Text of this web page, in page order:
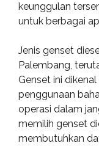
keunggulan
untuk berbagai
Jenis genset
Palembang,
Genset ini
penggunaan
operasi dalam
memilih genset
membutuhkan